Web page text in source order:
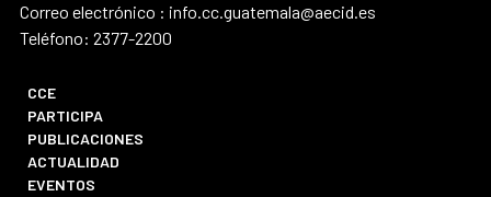
Correo electrónico : info.cc.guatemala@aecid.es
Teléfono: 2377-2200
CCE
PARTICIPA
PUBLICACIONES
ACTUALIDAD
EVENTOS